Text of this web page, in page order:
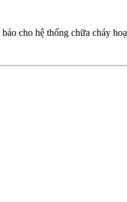
cho hệ thống chữa cháy